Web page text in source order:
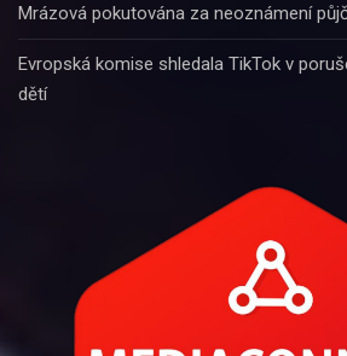
Mrázová pokutována za neoznámení
Evropská komise shledala TikTok v
dětí